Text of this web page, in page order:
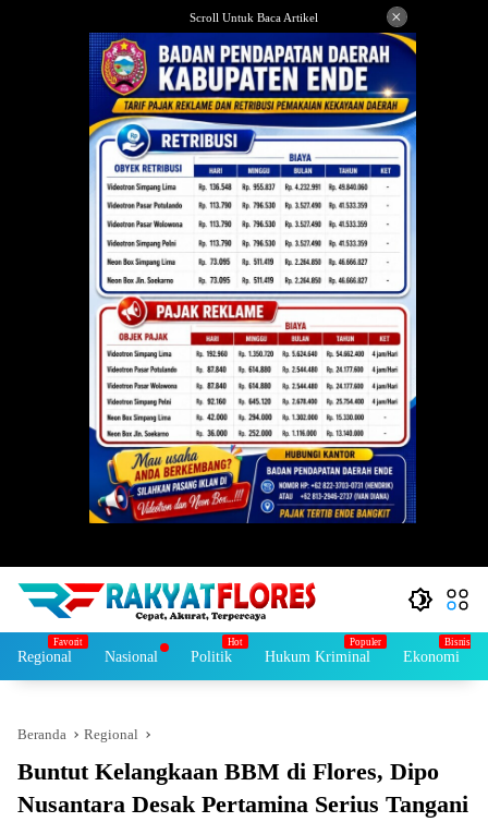
Scroll Untuk Baca Artikel ×
Regional Nasional Politik Hukum Kriminal Ekonomi
Beranda Regional
Buntut Kelangkaan BBM di Flores, Dipo
Nusantara Desak Pertamina Serius Tangani